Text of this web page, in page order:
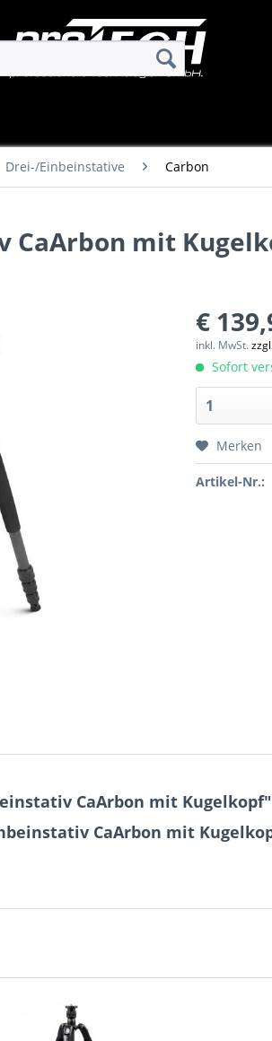
Drei-/Einbeinstative Carbon
CaArbon mit
€
inkl. MwSt.
Sofort
Merken
Artikel-Nr.:
CaArbon mit Kugelkopf"
CaArbon mit